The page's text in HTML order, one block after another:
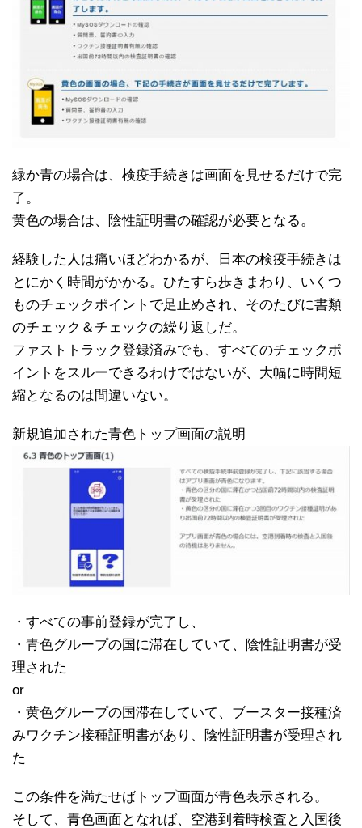
緑か青の場合は、検疫手続きは画面を見せるだけで完
了。
黄色の場合は、陰性証明書の確認が必要となる。
経験した人は痛いほどわかるが、日本の検疫手続きは
とにかく時間がかかる。ひたすら歩きまわり、いくつ
ものチェックポイントで足止めされ、そのたびに書類
のチェック＆チェックの繰り返しだ。
ファストトラック登録済みでも、すべてのチェックポ
イントをスルーできるわけではないが、大幅に時間短
縮となるのは間違いない。
新規追加された青色トップ画面の説明
・すべての事前登録が完了し、
・青色グループの国に滞在していて、陰性証明書が受
理された
or
・黄色グループの国滞在していて、ブースター接種済
みワクチン接種証明書があり、陰性証明書が受理され
た
この条件を満たせばトップ画面が青色表示される。
そして、青色画面となれば、空港到着時検査と入国後